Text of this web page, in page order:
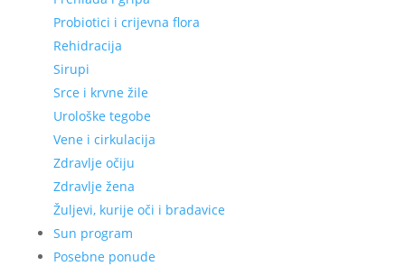
Probiotici i crijevna flora
Rehidracija
Sirupi
Srce i krvne žile
Urološke tegobe
Vene i cirkulacija
Zdravlje očiju
Zdravlje žena
Žuljevi, kurije oči i bradavice
Sun program
Posebne ponude